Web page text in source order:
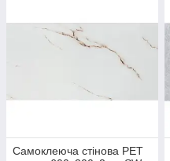
Самоклеюча стінова PET